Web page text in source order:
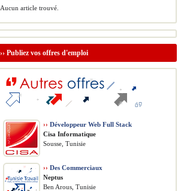
Aucun article trouvé.
›› Publiez vos offres d'emploi
›› Développeur Web Full Stack
Cisa Informatique
Sousse, Tunisie
›› Des Commerciaux
Neptus
Ben Arous, Tunisie